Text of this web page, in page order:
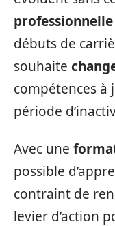
professionnelle
débuts de
souhaite
compétences
période
Avec une
possible
contraint de
levier d’action